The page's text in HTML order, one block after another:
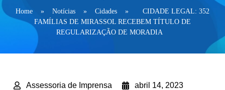
Home » Notícias » Cidades »
CIDADE LEGAL: 352
FAMÍLIAS DE MIRASSOL RECEBEM TÍTULO DE
REGULARIZAÇÃO DE MORADIA
Assessoria de Imprensa abril 14, 2023